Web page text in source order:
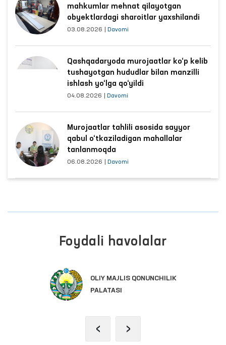
mahkumlar mehnat qilayotgan
obyektlardagi sharoitlar yaxshilandi
03.08.2026 Davomi
Qashqadaryoda murojaatlar ko‘p kelib
tushayotgan hududlar bilan manzilli
ishlash yo‘lga qo‘yildi
04.08.2026 Davomi
Murojaatlar tahlili asosida sayyor
qabul o‘tkaziladigan mahallalar
tanlanmoqda
06.08.2026 Davomi
Foydali havolalar
OLIY MAJLIS QONUNCHILIK
PALATASI
‹ ›